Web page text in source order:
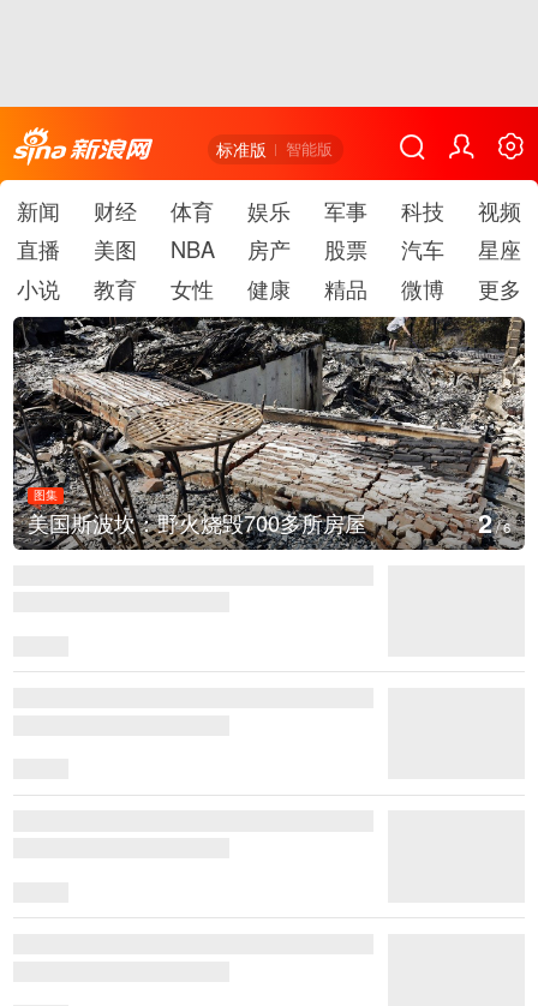
标准版 智能版
新闻 财经 体育 娱乐 军事 科技
视频
直播
美图 NBA 房产 股票 汽车
星座
小说
教育 女性 健康 精品 微博 更多
图集
美国斯波坎：野火烧毁700多所房屋 2/6